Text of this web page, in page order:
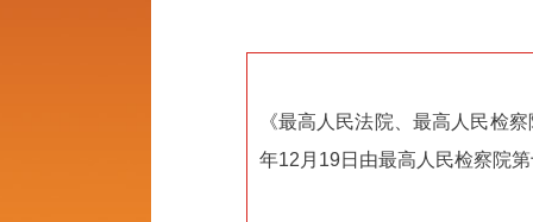
《最高人民法院、最高人民检
年12月19日由最高人民检察院